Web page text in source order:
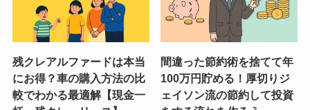
残クレアルファードは本当
にお得？車の購入方法の比
較でわかる最適解【現金一
間違った節約術を捨てて年
100万円貯める！厚切りジ
ェイソン流の節約して投資